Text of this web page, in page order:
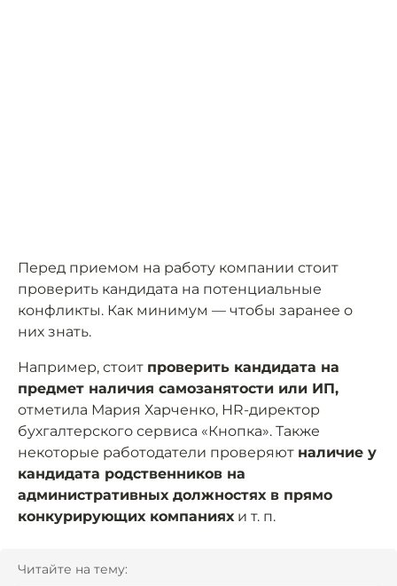
Перед приемом на работу компании стоит
проверить кандидата на потенциальные
конфликты. Как минимум — чтобы заранее о
них знать.
Например, стоит проверить кандидата на
предмет наличия самозанятости или ИП,
отметила Мария Харченко, HR-директор
бухгалтерского сервиса «Кнопка». Также
некоторые работодатели проверяют наличие у
кандидата родственников на
административных должностях в прямо
конкурирующих компаниях и т. п.
Читайте на тему: